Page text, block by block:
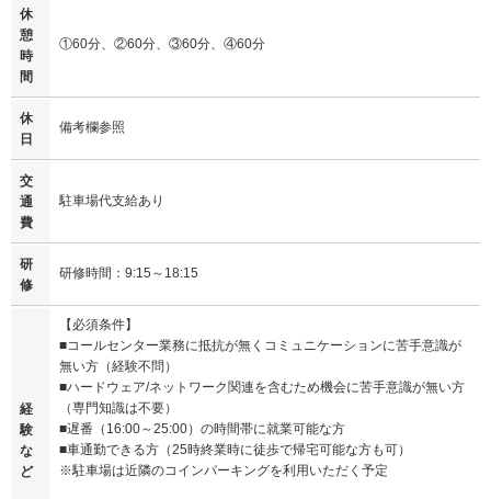
休
憩
時
間
①60分、②60分、③60分、④60分
休
日
備考欄参照
交
通
費
駐車場代支給あり
研
修
研修時間：9:15～18:15
経
験
な
ど
【必須条件】
■コールセンター業務に抵抗が無くコミュニケーションに苦手意識が
無い方（経験不問）
■ハードウェア/ネットワーク関連を含むため機会に苦手意識が無い方
（専門知識は不要）
■遅番（16:00～25:00）の時間帯に就業可能な方
■車通勤できる方（25時終業時に徒歩で帰宅可能な方も可）
※駐車場は近隣のコインパーキングを利用いただく予定